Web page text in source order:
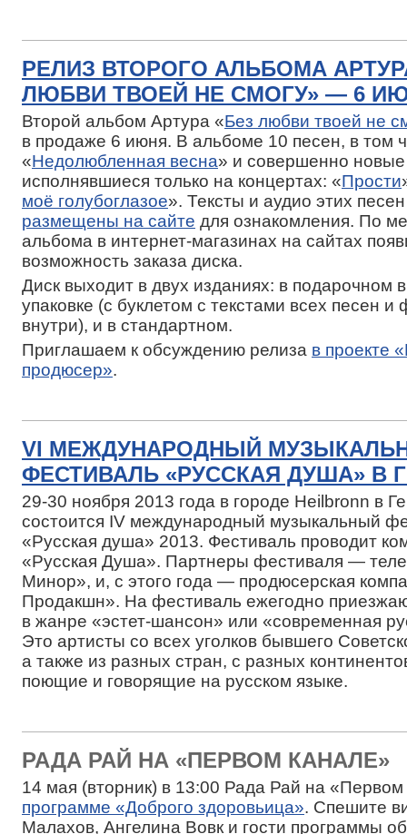
РЕЛИЗ ВТОРОГО АЛЬБОМА
ЛЮБВИ ТВОЕЙ НЕ СМОГУ» — 6
Второй альбом Артура «Без любви твоей не
в продаже 6 июня. В альбоме 10 песен, в том
«Недолюбленная весна» и совершенно
исполнявшиеся только на концертах: «Прости
моё голубоглазое». Тексты и аудио этих
размещены на сайте для ознакомления. По
альбома в интернет-магазинах на сайтах
возможность заказа диска.
Диск выходит в двух изданиях: в подарочном
упаковке (с буклетом с текстами всех песен и
внутри), и в стандартном.
Приглашаем к обсуждению релиза в проекте
продюсер».
VI МЕЖДУНАРОДНЫЙ
ФЕСТИВАЛЬ «РУССКАЯ ДУША» В
29-30 ноября 2013 года в городе Heilbronn в
состоится IV международный музыкальный
«Русская душа» 2013. Фестиваль проводит
«Русская Душа». Партнеры фестиваля —
Минор», и, с этого года — продюсерская
Продакшн». На фестиваль ежегодно
в жанре «эстет-шансон» или «современная
Это артисты со всех уголков бывшего
а также из разных стран, с разных
поющие и говорящие на русском языке.
РАДА РАЙ НА «ПЕРВОМ КАНАЛЕ»
14 мая (вторник) в 13:00 Рада Рай на «Первом
программе «Доброго здоровьица». Спешите
Малахов, Ангелина Вовк и гости программы